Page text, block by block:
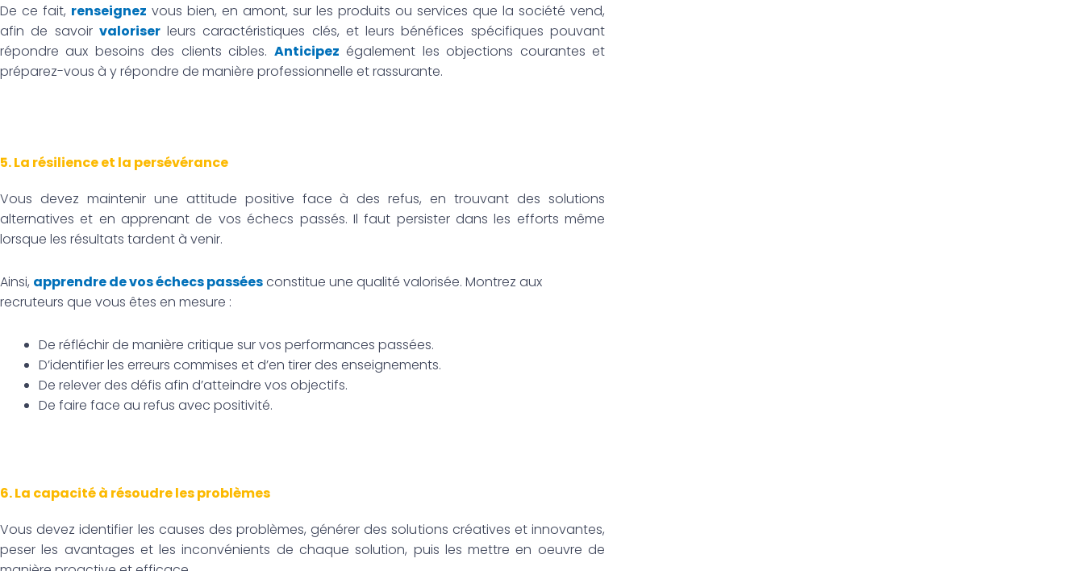
De ce fait, renseignez vous bien, en amont, sur les produits ou services que la société vend,
afin de savoir valoriserleurs caractéristiques clés, et leurs bénéfices spécifiques pouvant
répondre aux besoins des clients cibles. Anticipez également les objections courantes et
préparez-vous à y répondre de manière professionnelle et rassurante.
5. La résilience et la persévérance
Vous devez maintenir une attitude positive face à des refus, en trouvant des solutions
alternatives et en apprenant de vos échecs passés. Il faut persister dans les efforts même
lorsque les résultats tardent à venir.
Ainsi, apprendre de vos échecs passéesconstitue une qualité valorisée. Montrez aux
recruteurs que vous êtes en mesure :
De réfléchir de manière critique sur vos performances passées.
D’identifier les erreurs commises et d’en tirer des enseignements.
De relever des défis afin d’atteindre vos objectifs.
De faire face au refus avec positivité.
6. La capacité à résoudre les problèmes
Vous devez identifier les causes des problèmes, générer des solutions créatives et innovantes,
peser les avantages et les inconvénients de chaque solution, puis les mettre en oeuvre de